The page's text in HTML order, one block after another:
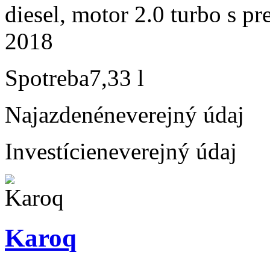
diesel, motor 2.0 turbo s
2018
Spotreba7,33 l
Najazdenéneverejný údaj
Investícieneverejný údaj
Karoq